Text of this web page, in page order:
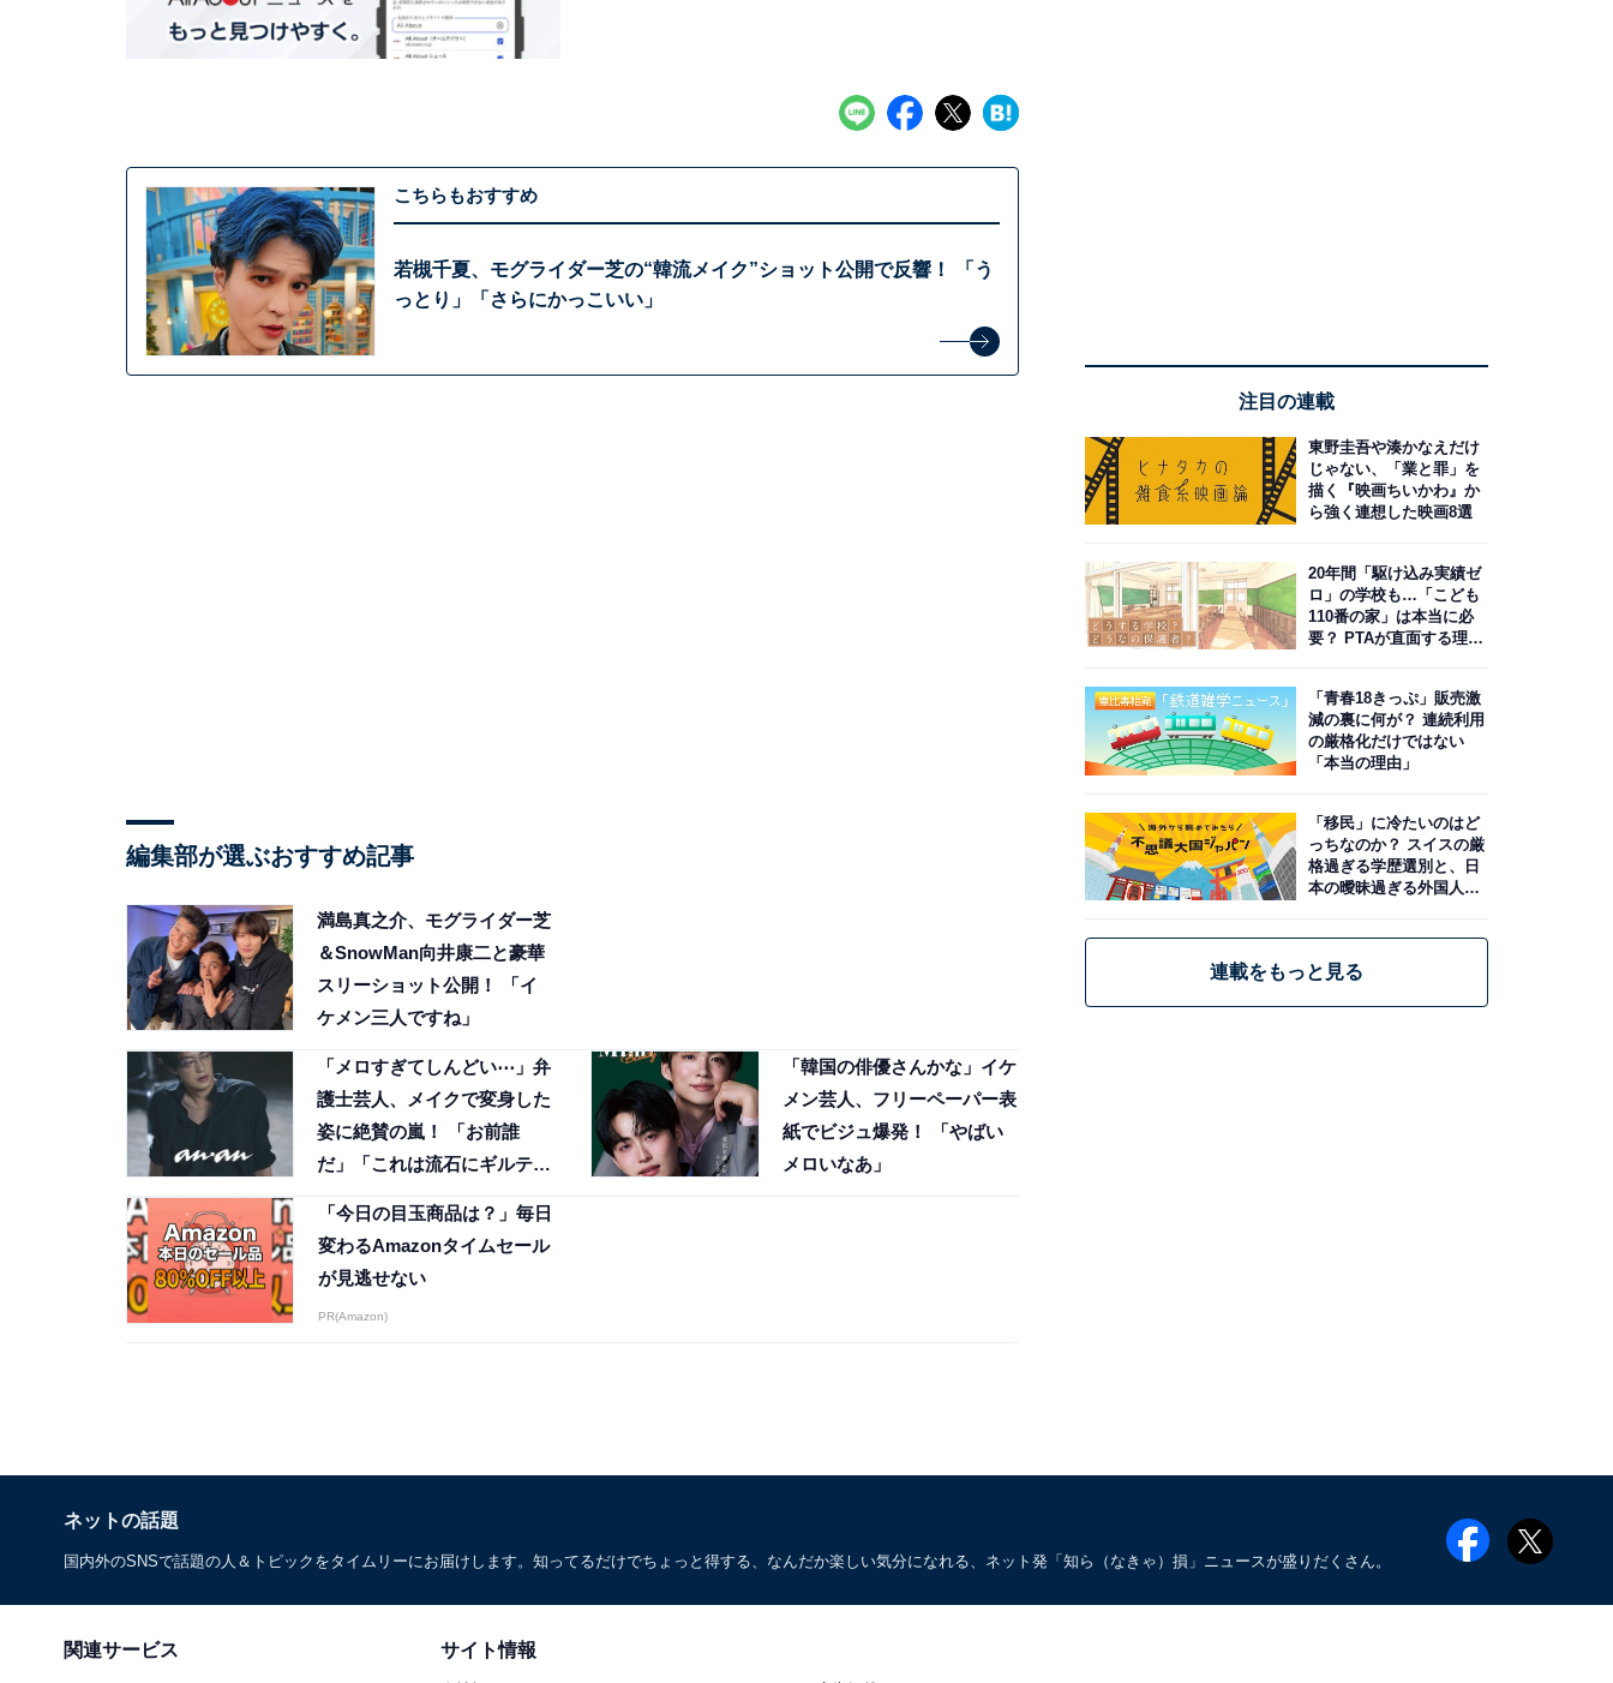
こちらもおすすめ
若槻千夏、モグライダー芝の“韓流メイク”ショット公開で反響！ 「う
っとり」「さらにかっこいい」
編集部が選ぶおすすめ記事
満島真之介、モグライダー芝
＆SnowMan向井康二と豪華
スリーショット公開！ 「イ
ケメン三人ですね」
「メロすぎてしんどい⋯」弁
護士芸人、メイクで変身した
姿に絶賛の嵐！ 「お前誰
だ」「これは流石にギルティ
「韓国の俳優さんかな」イケ
メン芸人、フリーペーパー表
紙でビジュ爆発！ 「やばい
メロいなあ」
「今日の目玉商品は？」毎日
変わるAmazonタイムセール
が見逃せない
PR(Amazon)
注目の連載
東野圭吾や湊かなえだけ
じゃない、「業と罪」を
描く『映画ちいかわ』か
ら強く連想した映画8選
20年間「駆け込み実績ゼ
ロ」の学校も…「こども
110番の家」は本当に必
要？ PTAが直面する理想
「青春18きっぷ」販売激
減の裏に何が？ 連続利用
の厳格化だけではない
「本当の理由」
「移民」に冷たいのはど
っちなのか？ スイスの厳
格過ぎる学歴選別と、日
本の曖昧過ぎる外国人政
連載をもっと見る
ネットの話題
国内外のSNSで話題の人＆トピックをタイムリーにお届けします。知ってるだけでちょっと得する、なんだか楽しい気分になれる、ネット発「知ら（なきゃ）損」ニュースが盛りだくさん。
関連サービス サイト情報